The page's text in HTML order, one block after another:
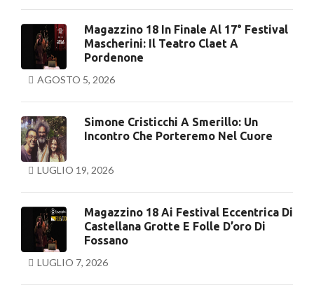
Magazzino 18 In Finale Al 17° Festival
Mascherini: Il Teatro Claet A
Pordenone
AGOSTO 5, 2026
Simone Cristicchi A Smerillo: Un
Incontro Che Porteremo Nel Cuore
LUGLIO 19, 2026
Magazzino 18 Ai Festival Eccentrica Di
Castellana Grotte E Folle D’oro Di
Fossano
LUGLIO 7, 2026